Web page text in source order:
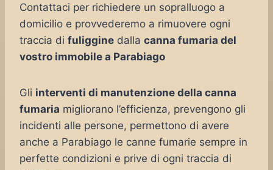
Contattaci per richiedere un sopralluogo a
domicilio e provvederemo a rimuovere ogni
traccia di fuliggine dalla canna fumaria del
vostro immobile a Parabiago
Gli interventi di manutenzione della canna
fumaria migliorano l’efficienza, prevengono gli
incidenti alle persone, permettono di avere
anche a Parabiago le canne fumarie sempre in
perfette condizioni e prive di ogni traccia di